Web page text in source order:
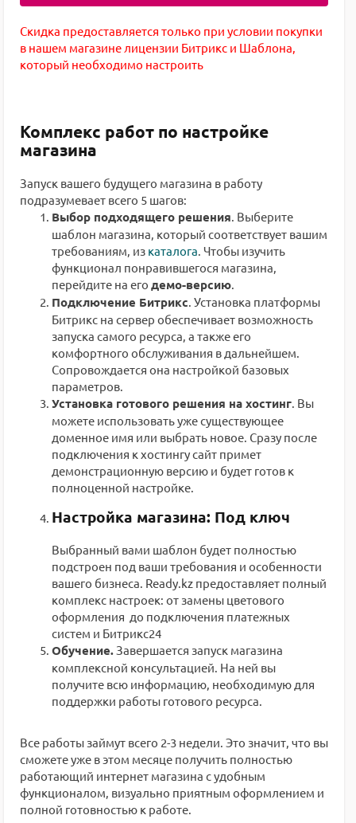
Скидка предоставляется только при условии покупки
в нашем магазине лицензии Битрикс и Шаблона,
который необходимо настроить
Комплекс работ по настройке
магазина
Запуск вашего будущего магазина в работу
подразумевает всего 5 шагов:
Выбор подходящего решения. Выберите
шаблон магазина, который соответствует вашим
требованиям, из каталога. Чтобы изучить
функционал понравившегося магазина,
перейдите на его демо-версию.
Подключение Битрикс. Установка платформы
Битрикс на сервер обеспечивает возможность
запуска самого ресурса, а также его
комфортного обслуживания в дальнейшем.
Сопровождается она настройкой базовых
параметров.
Установка готового решения на хостинг. Вы
можете использовать уже существующее
доменное имя или выбрать новое. Сразу после
подключения к хостингу сайт примет
демонстрационную версию и будет готов к
полноценной настройке.
Настройка магазина: Под ключ
Выбранный вами шаблон будет полностью
подстроен под ваши требования и особенности
вашего бизнеса. Ready.kz предоставляет полный
комплекс настроек: от замены цветового
оформления до подключения платежных
систем и Битрикс24
Обучение.Завершается запуск магазина
комплексной консультацией. На ней вы
получите всю информацию, необходимую для
поддержки работы готового ресурса.
Все работы займут всего 2-3 недели. Это значит, что вы
сможете уже в этом месяце получить полностью
работающий интернет магазина с удобным
функционалом, визуально приятным оформлением и
полной готовностью к работе.